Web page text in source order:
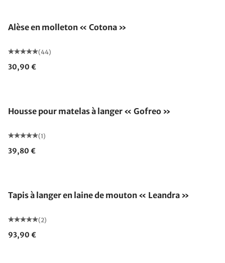
Alèse en molleton « Cotona »
(44)
30,90 €
Housse pour matelas à langer « Gofreo »
(1)
39,80 €
Tapis à langer en laine de mouton « Leandra »
(2)
93,90 €